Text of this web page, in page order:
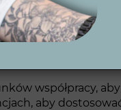
współpracy,
aby